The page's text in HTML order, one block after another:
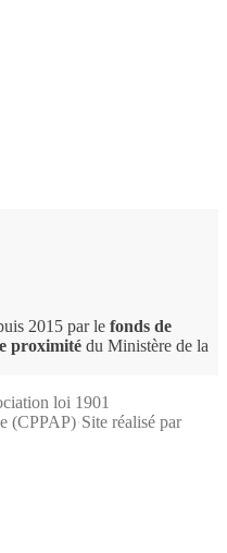
2015 par le fonds de
proximité du Ministère de la
loi 1901
(CPPAP)·Site réalisé par